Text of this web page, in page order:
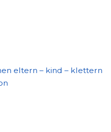
eltern – kind – klettern